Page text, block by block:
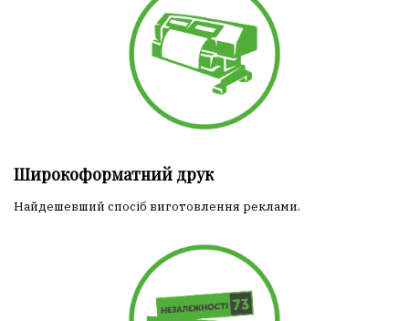
Широкоформатний друк
Найдешевший спосіб виготовлення реклами.